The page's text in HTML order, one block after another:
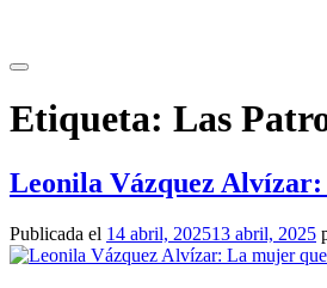
contenido
Etiqueta: Las
Leonila Vázquez
Publicada el 14 abril, 202513 abril, 2025